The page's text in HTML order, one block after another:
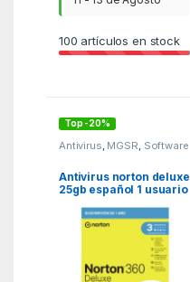
100 artículos en stock
Top -20%
Antivirus MGSR Software
Antivirus norton deluxe
25gb español 1 usuario
electronica